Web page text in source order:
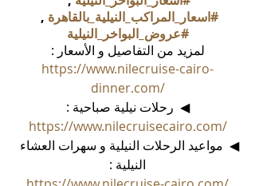
#اسعار_المراكب_النيلية_بالقاهرة ,
#عروض_البواخر_النيلية
لمزيد من التفاصيل و الأسعار :
https://www.nilecruise-cairo-
dinner.com/
◀  رحلات نيلية صباحية :
https://www.nilecruisecairo.com/
◀  مواعيد الرحلات النيلية و سهرات العشاء
النيلية :